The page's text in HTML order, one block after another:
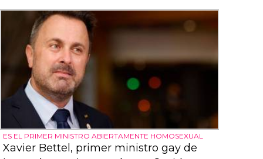
ES EL PRIMER MINISTRO ABIERTAMENTE HOMOSEXUAL
Xavier Bettel, primer ministro gay de